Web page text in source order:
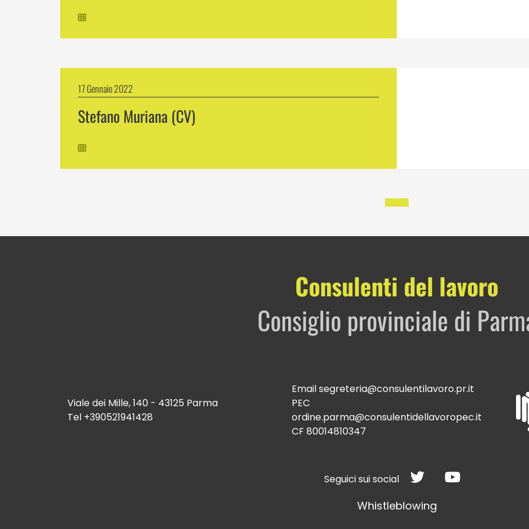
17 Gennaio 2022
Stefano Muriana (CV)
Consulenti del lavoro
Consiglio provinciale di
Viale dei Mille, 140 - 43125 Parma
Tel +390521941428
Emailsegreteria@consulentilavoro.pr.it
PEC
ordine.parma@consulentidellavoropec.it
CF 80014810347
Seguici sui social
Whistleblowing